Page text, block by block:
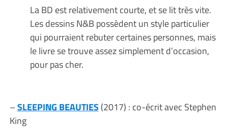
La BD est relativement courte, et se lit très vite.
Les dessins N&B possèdent un style particulier
qui pourraient rebuter certaines personnes, mais
le livre se trouve assez simplement d’occasion,
pour pas cher.
–SLEEPING BEAUTIES(2017) : co-écrit avec Stephen
King